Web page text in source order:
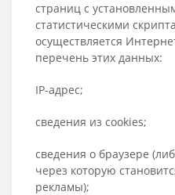
страниц с
статистическими
осуществляется
перечень этих данных:
IP-адрес;
сведения из cookies;
сведения о браузере
через которую
рекламы);